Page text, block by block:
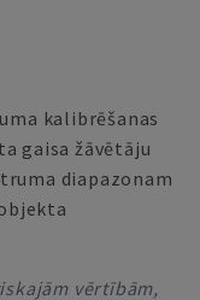
kalibrēšanas
gaisa žāvētāju
diapazonam
vērtībām,